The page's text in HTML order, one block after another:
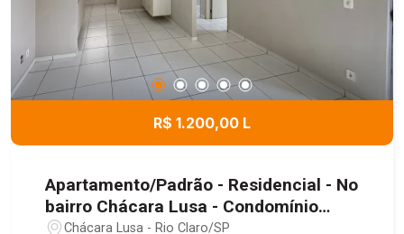
R$ 1.200,00 L
Apartamento/Padrão - Residencial - No
bairro Chácara Lusa - Condomínio
Residencial Finesse
Chácara Lusa - Rio Claro/SP